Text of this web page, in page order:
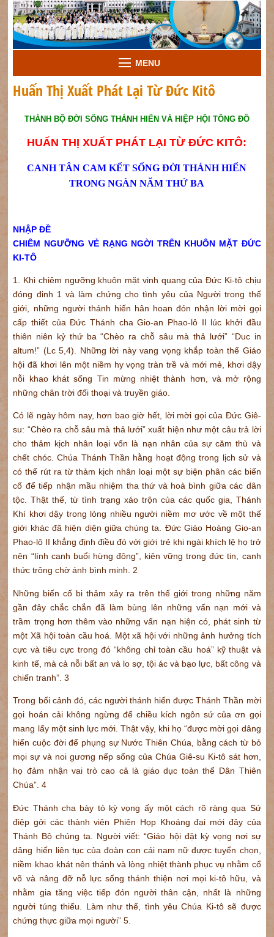
MENU
Huấn Thị Xuất Phát Lại Từ Đức Kitô
THÁNH BỘ ĐỜI SỐNG THÁNH HIẾN VÀ HIỆP HỘI TÔNG ĐỒ
HUẤN THỊ XUẤT PHÁT LẠI TỪ ĐỨC KITÔ:
CANH TÂN CAM KẾT SỐNG ĐỜI THÁNH HIẾN
TRONG NGÀN NĂM THỨ BA
NHẬP ĐỀ
CHIÊM NGƯỠNG VẺ RẠNG NGỜI TRÊN KHUÔN MẶT ĐỨC
KI-TÔ
1. Khi chiêm ngưỡng khuôn mặt vinh quang của Đức Ki-tô chịu
đóng đinh 1 và làm chứng cho tình yêu của Người trong thế
giới, những người thánh hiến hân hoan đón nhận lời mời gọi
cấp thiết của Đức Thánh cha Gio-an Phao-lô II lúc khởi đầu
thiên niên kỷ thứ ba “Chèo ra chỗ sâu mà thả lưới” “Duc in
altum!” (Lc 5,4). Những lời này vang vọng khắp toàn thể Giáo
hội đã khơi lên một niềm hy vọng tràn trề và mới mẻ, khơi dậy
nỗi khao khát sống Tin mừng nhiệt thành hơn, và mở rộng
những chân trời đối thoại và truyền giáo.
Có lẽ ngày hôm nay, hơn bao giờ hết, lời mời gọi của Đức Giê-
su: “Chèo ra chỗ sâu mà thả lưới” xuất hiện như một câu trả lời
cho thảm kịch nhân loại vốn là nạn nhân của sự căm thù và
chết chóc. Chúa Thánh Thần hằng hoạt động trong lịch sử và
có thể rút ra từ thảm kịch nhân loại một sự biện phân các biến
cố để tiếp nhận mầu nhiệm tha thứ và hoà bình giữa các dân
tộc. Thật thế, từ tình trạng xáo trộn của các quốc gia, Thánh
Khí khơi dậy trong lòng nhiều người niềm mơ ước về một thế
giới khác đã hiện diện giữa chúng ta. Đức Giáo Hoàng Gio-an
Phao-lô II khẳng định điều đó với giới trẻ khi ngài khích lệ họ trở
nên “lính canh buổi hừng đông”, kiên vững trong đức tin, canh
thức trông chờ ánh bình minh. 2
Những biến cố bi thảm xảy ra trên thế giới trong những năm
gần đây chắc chắn đã làm bùng lên những vấn nạn mới và
trầm trọng hơn thêm vào những vấn nạn hiện có, phát sinh từ
một Xã hội toàn cầu hoá. Một xã hội với những ảnh hưởng tích
cực và tiêu cực trong đó “không chỉ toàn cầu hoá” kỹ thuật và
kinh tế, mà cả nỗi bất an và lo sợ, tội ác và bạo lực, bất công và
chiến tranh”. 3
Trong bối cảnh đó, các người thánh hiến được Thánh Thần mời
gọi hoán cải không ngừng để chiều kích ngôn sứ của ơn gọi
mang lấy một sinh lực mới. Thật vậy, khi họ “được mời gọi dâng
hiến cuộc đời để phụng sự Nước Thiên Chúa, bằng cách từ bỏ
mọi sự và noi gương nếp sống của Chúa Giê-su Ki-tô sát hơn,
họ đảm nhận vai trò cao cả là giáo dục toàn thể Dân Thiên
Chúa”. 4
Đức Thánh cha bày tỏ kỳ vọng ấy một cách rõ ràng qua Sứ
điệp gởi các thành viên Phiên Họp Khoáng đại mới đây của
Thánh Bộ chúng ta. Người viết: “Giáo hội đặt kỳ vọng nơi sự
dâng hiến liên tục của đoàn con cái nam nữ được tuyển chọn,
niềm khao khát nên thánh và lòng nhiệt thành phục vụ nhằm cổ
võ và nâng đỡ nỗ lực sống thánh thiện nơi mọi ki-tô hữu, và
nhằm gia tăng việc tiếp đón người thân cận, nhất là những
người túng thiếu. Làm như thế, tình yêu Chúa Ki-tô sẽ được
chứng thực giữa mọi người” 5.